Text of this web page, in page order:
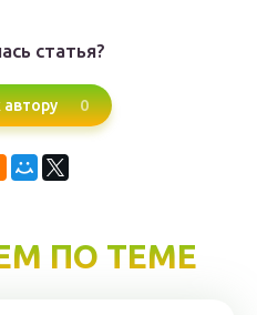
статья?
0
ПО ТЕМЕ